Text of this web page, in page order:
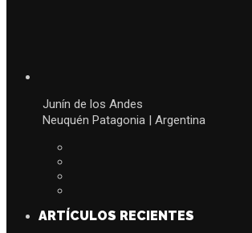
Junín de los Andes
Neuquén Patagonia | Argentina
ARTÍCULOS RECIENTES